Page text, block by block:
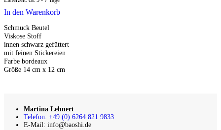
In den Warenkorb
Schmuck Beutel
Viskose Stoff
innen schwarz gefüttert
mit feinen Stickereien
Farbe bordeaux
Größe 14 cm x 12 cm
Martina Lehnert
Telefon: +49 (0) 6264 821 9833
E-Mail: info@baoshi.de